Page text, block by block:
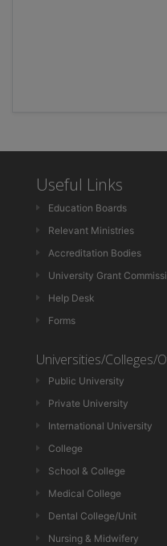
Useful Links
Education Boards
Relevant Ministries
Accreditation Bodies
University Grant
Help Desk
Forms
Universities/Colleges/
Public University
Private University
International University
College
School & College
Medical College
Dental College/Unit
Nursing & Midwifery